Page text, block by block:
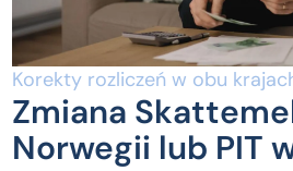
Korekty rozliczeń w obu
Zmiana
Norwegii lub PIT